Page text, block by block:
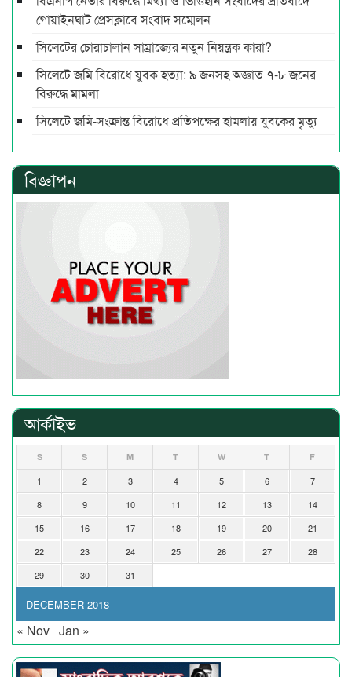
গোয়াইনঘাট প্রেসক্লাবে সংবাদ সম্মেলন
সিলেটের চোরাচালান সাম্রাজ্যের নতুন নিয়ন্ত্রক কারা?
সিলেটে জমি বিরোধে যুবক হত্যা: ৯ জনসহ অজ্ঞাত ৭-৮ জনের
বিরুদ্ধে মামলা
সিলেটে জমি-সংক্রান্ত বিরোধে প্রতিপক্ষের হামলায় যুবকের মৃত্যু
বিজ্ঞাপন
আর্কাইভ
DECEMBER 2018
S S M T W T F
1 2 3 4 5 6
7
8
9 10 11 12 13
14
15
16 17 18 19 20
21
22
23 24 25 26 27
28
29
30 31
« Nov Jan »